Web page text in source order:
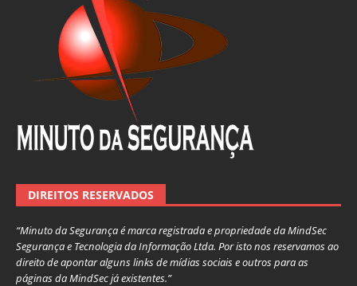
DIREITOS RESERVADOS
“Minuto da Segurança é marca registrada e propriedade da MindSec
Segurança e Tecnologia da Informação Ltda. Por isto nos reservamos ao
direito de apontar alguns links de mídias sociais e outros para as
páginas da MindSec já existentes.”